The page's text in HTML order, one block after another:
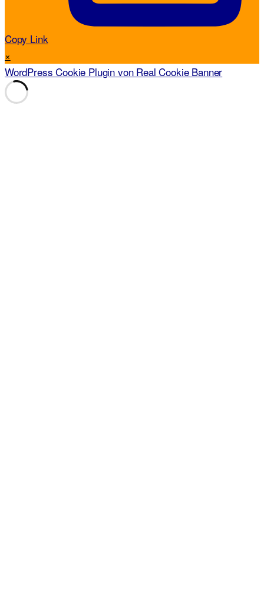
Copy Link
×
WordPress Cookie Plugin von Real Cookie Banner